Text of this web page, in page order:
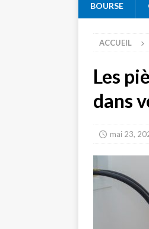
BOURSE
ACCUEIL
Les
dans
mai 23,